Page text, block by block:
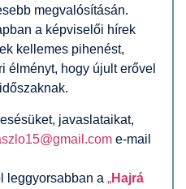
megvalósításán.
a képviselői hírek
kellemes pihenést,
élményt, hogy újult erővel
javaslataikat,
e-mail
eggyorsabban a „Hajrá